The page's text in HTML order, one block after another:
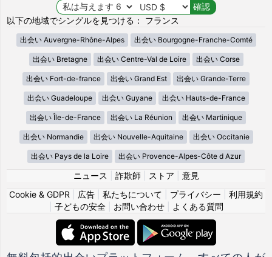
以下の地域でシングルを見つける： フランス
出会い Auvergne-Rhône-Alpes 出会い Bourgogne-Franche-Comté
出会い Bretagne 出会い Centre-Val de Loire 出会い Corse
出会い Fort-de-france 出会い Grand Est 出会い Grande-Terre
出会い Guadeloupe 出会い Guyane 出会い Hauts-de-France
出会い Île-de-France 出会い La Réunion 出会い Martinique
出会い Normandie 出会い Nouvelle-Aquitaine 出会い Occitanie
出会い Pays de la Loire 出会い Provence-Alpes-Côte d Azur
ニュース 詐欺師 ストア
意見
Cookie & GDPR
広告 私たちについて プライバシー
利用規約
子どもの安全| お問い合わせ| よくある質問